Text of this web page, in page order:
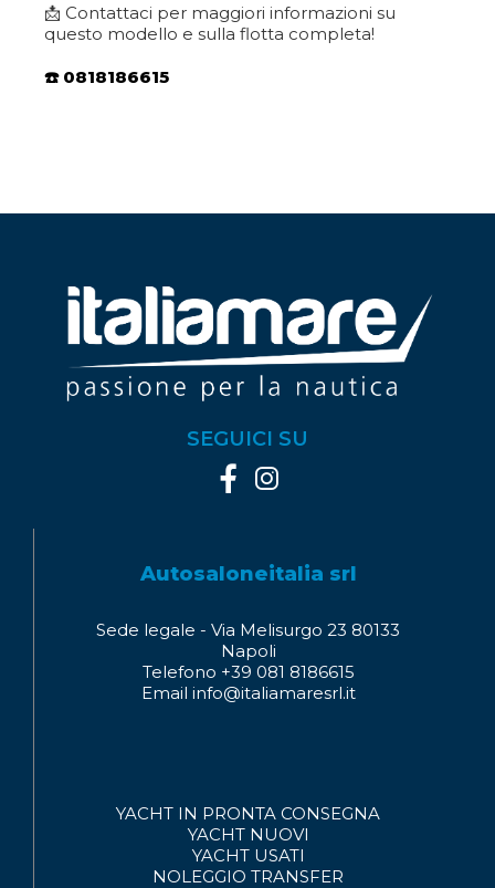
📩 Contattaci per maggiori informazioni su
questo modello e sulla flotta completa!
☎️ 0818186615
SEGUICI SU
Autosaloneitalia srl
Sede legale - Via Melisurgo 23 80133
Napoli
Telefono +39 081 8186615
Email info@italiamaresrl.it
YACHT IN PRONTA CONSEGNA
YACHT NUOVI
YACHT USATI
NOLEGGIO TRANSFER